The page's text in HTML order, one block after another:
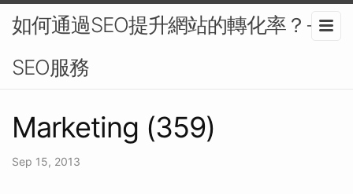
如何通過SEO提升網站的轉化率？-
SEO服務
Marketing (359)
Sep 15, 2013